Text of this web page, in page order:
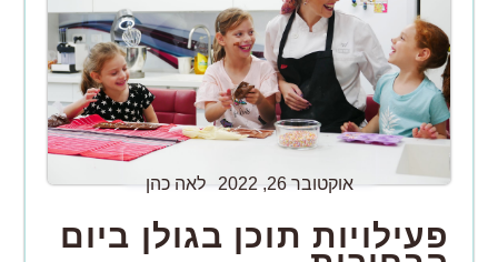
אוקטובר 26, 2022 לאה כהן
פעילויות תוכן בגולן ביום